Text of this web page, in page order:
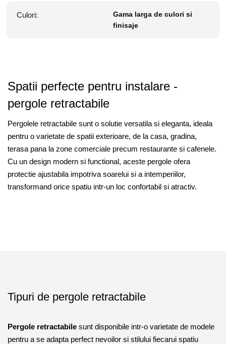
Culori:
Gama larga de culori si
finisaje
Spatii perfecte pentru instalare -
pergole retractabile
Pergolele retractabile sunt o solutie versatila si eleganta, ideala
pentru o varietate de spatii exterioare, de la casa, gradina,
terasa pana la zone comerciale precum restaurante si cafenele.
Cu un design modern si functional, aceste pergole ofera
protectie ajustabila impotriva soarelui si a intemperiilor,
transformand orice spatiu intr-un loc confortabil si atractiv.
Tipuri de pergole retractabile
Pergole retractabile sunt disponibile intr-o varietate de modele
pentru a se adapta perfect nevoilor si stilului fiecarui spatiu